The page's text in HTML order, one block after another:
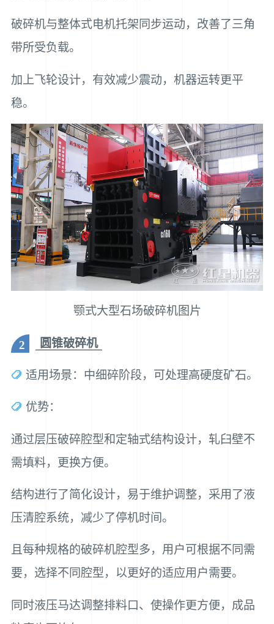
破碎机与整体式电机托架同步运动，改善了三角
带所受负载。
加上飞轮设计，有效减少震动，机器运转更平
稳。
颚式大型石场破碎机图片
2 圆锥破碎机
适用场景：中细碎阶段，可处理高硬度矿石。
优势：
通过层压破碎腔型和定轴式结构设计，轧臼壁不
需填料，更换方便。
结构进行了简化设计，易于维护调整，采用了液
压清腔系统，减少了停机时间。
且每种规格的破碎机腔型多，用户可根据不同需
要，选择不同腔型，以更好的适应用户需要。
同时液压马达调整排料口、使操作更方便，成品